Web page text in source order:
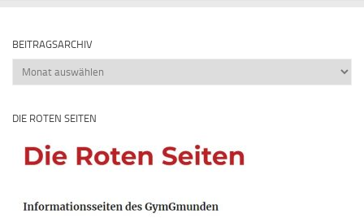
BEITRAGSARCHIV
Beitragsarchiv
DIE ROTEN SEITEN